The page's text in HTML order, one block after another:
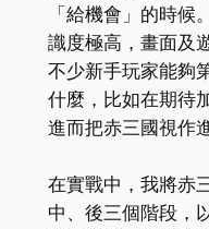
「給機會」的時
識度極高，畫面及
不少新手玩家能夠
什麼，比如在期待
進而把赤三國視作
在實戰中，我將赤
中、後三個階段，